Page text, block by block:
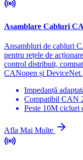
Asamblare Cabluri
Ansambluri de cabluri
pentru rețele de
control distribuit,
CANopen și DeviceNet.
Impedanță
Compatibil CAN
Peste 10M cicluri
Afla Mai Multe